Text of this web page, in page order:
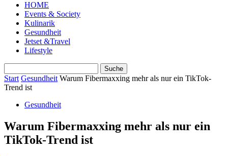
HOME
Events & Society
Kulinarik
Gesundheit
Jetset &Travel
Lifestyle
Start Gesundheit Warum Fibermaxxing mehr als nur ein TikTok-
Trend ist
Gesundheit
Warum Fibermaxxing mehr als nur ein
TikTok-Trend ist